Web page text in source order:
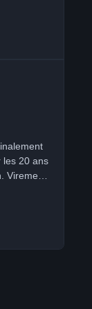
les 20 ans